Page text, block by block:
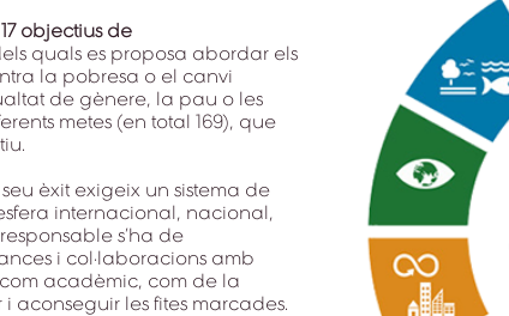
17 objectius de
quals es proposa abordar els
la pobresa o el canvi
de gènere, la pau o les
metes (en total 169), que
èxit exigeix un sistema de
internacional, nacional,
s’ha de
i col·laboracions amb
acadèmic, com de la
aconseguir les fites marcades.